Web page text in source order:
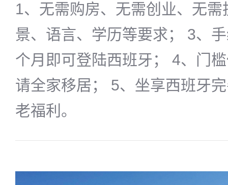
1、无需购房、无需创业、无
景、语言、学历等要求； 3、
个月即可登陆西班牙； 4、门
请全家移居； 5、坐享西班牙
老福利。